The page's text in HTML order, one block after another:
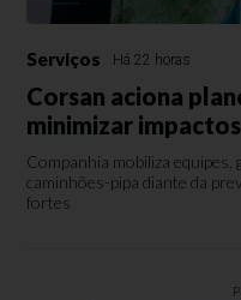
Serviços Há 22 horas
Corsan aciona
minimizar
Companhia mobiliza equipes,
caminhões-pipa diante da
fortes